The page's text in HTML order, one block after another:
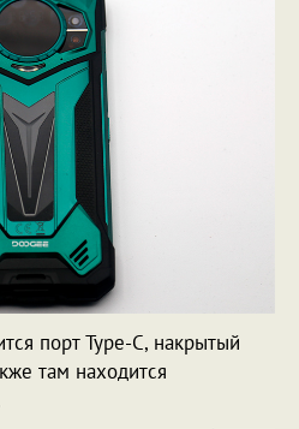
порт Type-C, накрытый
там находится